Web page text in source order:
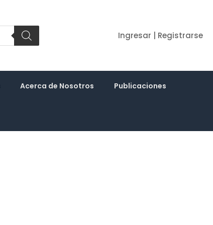
Ingresar | Registrarse
Acerca de Nosotros Publicaciones